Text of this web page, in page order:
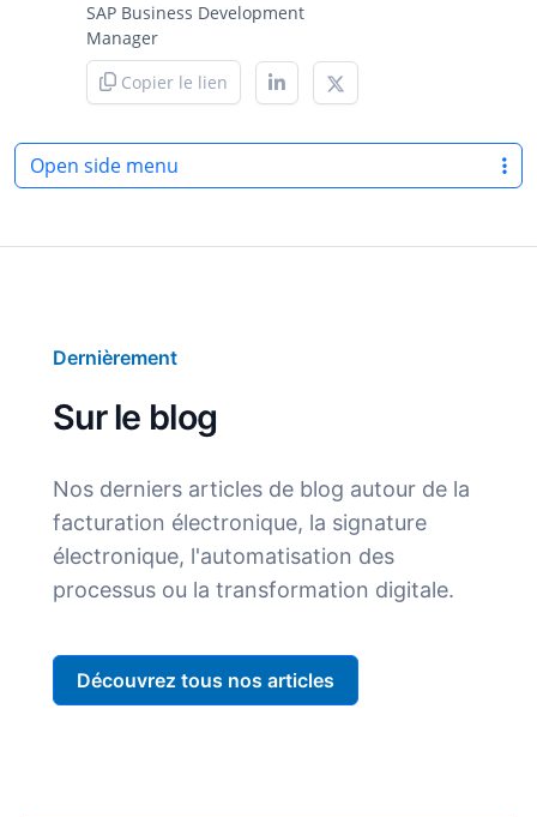
SAP Business Development
Manager
Copier le lien
Open side menu
Dernièrement
Sur le blog
Nos derniers articles de blog autour de la
facturation électronique, la signature
électronique, l'automatisation des
processus ou la transformation digitale.
Découvrez tous nos articles